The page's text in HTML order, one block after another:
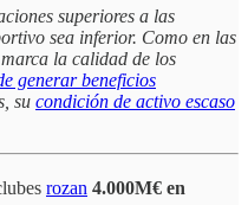
superiores a las
sea inferior. Como en las
la calidad de los
generar beneficios
su condición de activo escaso
rozan 4.000M€ en